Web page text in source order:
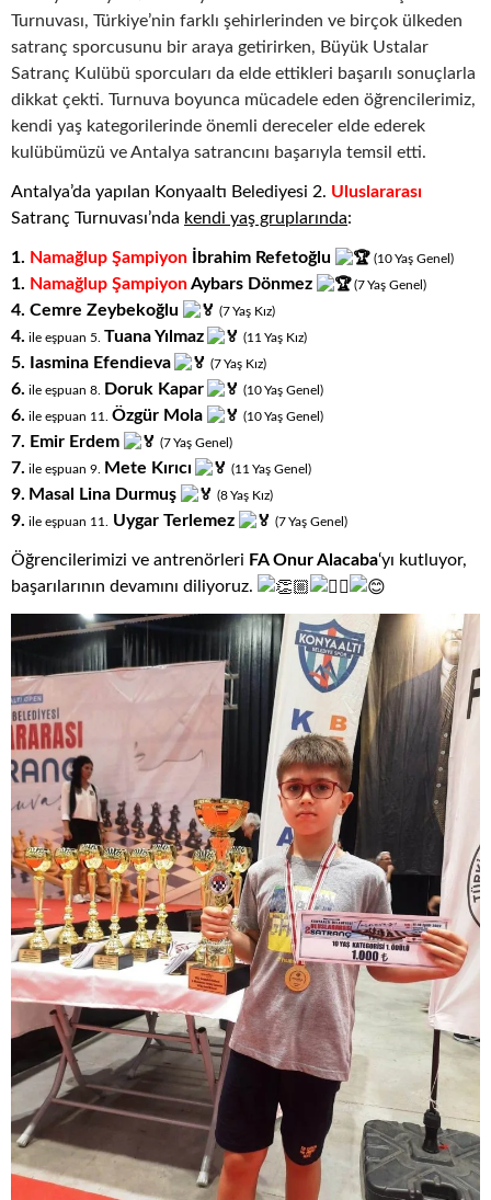
Turnuvası, Türkiye’nin farklı şehirlerinden ve birçok ülkeden
satranç sporcusunu bir araya getirirken, Büyük Ustalar
Satranç Kulübü sporcuları da elde ettikleri başarılı sonuçlarla
dikkat çekti. Turnuva boyunca mücadele eden öğrencilerimiz,
kendi yaş kategorilerinde önemli dereceler elde ederek
kulübümüzü ve Antalya satrancını başarıyla temsil etti.
Antalya’da yapılan Konyaaltı Belediyesi 2. Uluslararası
Satranç Turnuvası’nda kendi yaş gruplarında:
1. Namağlup Şampiyon İbrahim Refetoğlu (10Yaş Genel)
1. Namağlup ŞampiyonAybars Dönmez (7Yaş Genel)
4. Cemre Zeybekoğlu (7Yaş Kız)
4. ile eşpuan 5. Tuana Yılmaz (11 Yaş Kız)
5. Iasmina Efendieva (7Yaş Kız)
6. ile eşpuan 8. Doruk Kapar (10Yaş Genel)
6. ile eşpuan 11 . Özgür Mola (10Yaş Genel)
7. Emir Erdem (7Yaş Genel)
7. ile eşpuan 9. Mete Kırıcı (11 Yaş Genel)
9. Masal Lina Durmuş (8Yaş Kız)
9. ile eşpuan 11 . Uygar Terlemez (7Yaş Genel)
Öğrencilerimizi ve antrenörleri FA Onur Alacaba‘yı kutluyor,
başarılarının devamını diliyoruz.